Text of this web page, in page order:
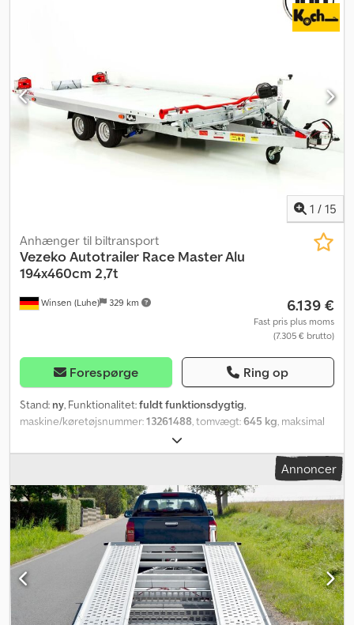
1 / 15
Winsen (Luhe) 329 km
Anhænger til biltransport
Vezeko Autotrailer Race Master Alu
194x460cm 2,7t
6.139 €
Fast pris plus moms
(7.305 € brutto)
Forespørge Ring op
Stand: ny, Funktionalitet:fuldt funktionsdygtig,
maskine/køretøjsnummer:13261488 , tomvægt:645 kg , maksimal
, samlet vægt:2.700 kg
aksler, længde af lastrum:4.620 mm, læsningsbredde:1.940 mm,
, Produktinformation
"Vezeko autotrailer Race Master Alu 194x460cm 2,7t" Lastflade ca.
1940 x 4620 mm Tilladt totalvægt: 2700 kg Nyttelast: ca. 2055 kg
(nyttelast varierer afhængigt af ekstraudstyr) Producent: Vezeko
Særlige egenskaber - Lasteflade kan let vippes ved hjælp af 2
hydrauliske løftecylindre - Håndspil 900 kg som tilbehør -
Støddæmpere godkendt til 100 km/t Yderligere udstyr -
Bundplade: aluminium - Flere fastgørelsespunkter - 1 stk. justerbar
aluminium hjulstopbøjle - Med 195/55R10C dæk - Store
sikkerhedslygter Undervogn - Gummifjederaksel | V-trækstang
Annoncer